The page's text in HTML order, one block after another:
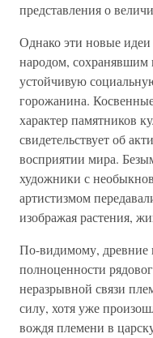
представления о
Однако эти новые
народом, сохранявшим
устойчивую
горожанина.
характер памятников
свидетельствует об
восприятии мира.
художники с
артистизмом
изображая растения,
По-видимому, древние
полноценности
неразрывной связи
силу, хотя уже
вождя племени в